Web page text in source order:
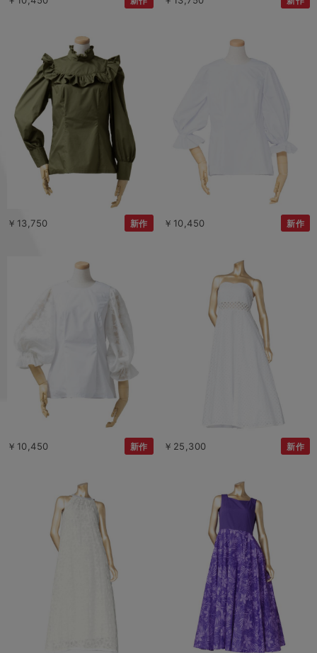
￥13,750 新作 ￥10,450 新作
￥10,450 新作 ￥25,300 新作